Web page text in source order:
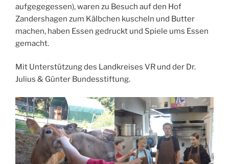
aufgegegessen), waren zu Besuch auf den Hof
Zandershagen zum Kälbchen kuscheln und Butter
machen, haben Essen gedruckt und Spiele ums Essen
gemacht.
Mit Unterstützung des Landkreises VR und der Dr.
Julius & Günter Bundesstiftung.